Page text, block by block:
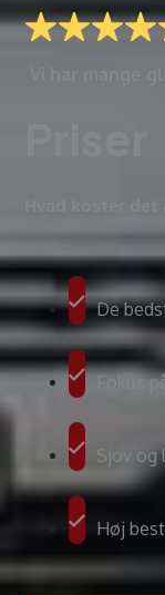
Hvad koster
De
Fokus
Sjov og
Høj